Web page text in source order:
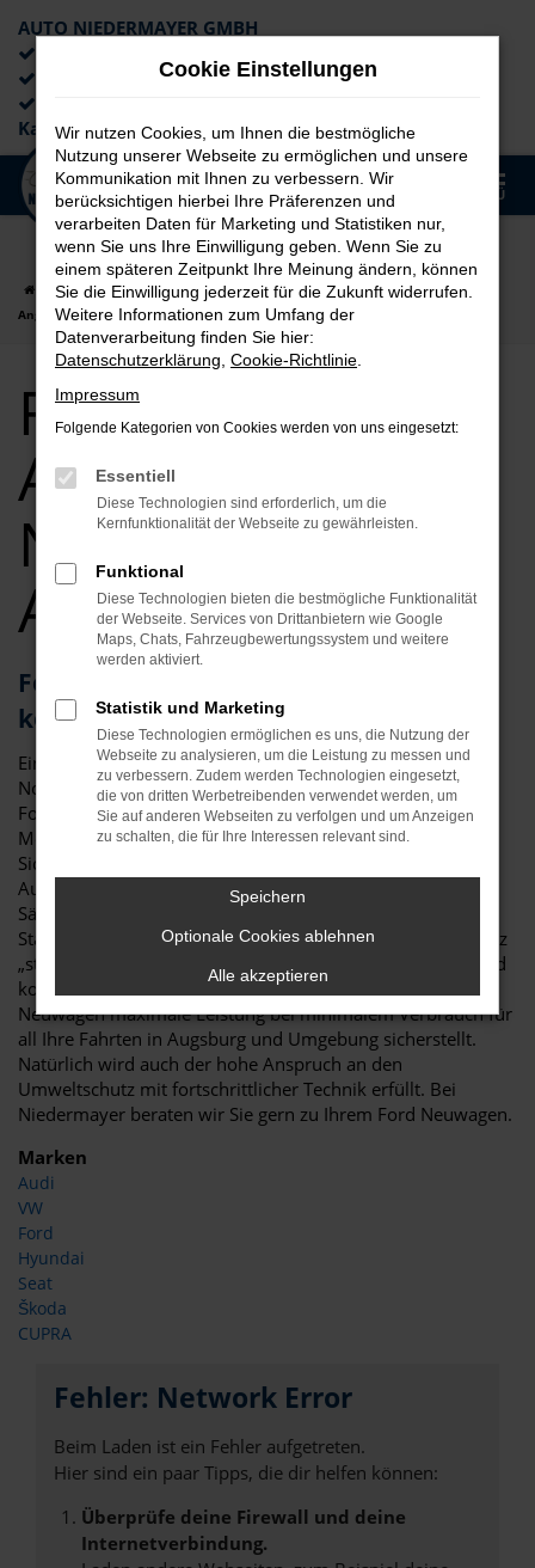
Zum
Hauptinhalt
springen
AUTO NIEDERMAYER GMBH
Lieferung an die Haustür
Kaufabwicklung
MENÜ
Startseite Augsburg Ford
Ford für Augsburg Neuwagen Top
Angebote
Ford für
Augsburg
Neuwagen Top
Angebote
Ford Neuwagen in Augsburg –
kompromisslos hochwertig
Ein Ford Neuwagen in Augsburg ist in puncto Qualität das
Non-Plus-Ultra. Wie kaum ein anderer Hersteller, achtet
Ford auf perfekte Verarbeitung und versieht seine neuen
Modelle mit innovativen Extras und jeder Menge
Sicherheitssysteme. Der Vorteil, den ein Ford Neuwagen in
Augsburg bietet, besteht vor allem in der Sicherheit.
Sämtliche Assistenzsysteme entsprechen dem neuesten
Stand der Technik und auch die Bedienung ist voll und ganz
„state of the art“. Darüber hinaus sind die Motoren bei Ford
kontinuierlich effizienter geworden, sodass ein Ford
Neuwagen maximale Leistung bei minimalem Verbrauch für
all Ihre Fahrten in Augsburg und Umgebung sicherstellt.
Natürlich wird auch der hohe Anspruch an den
Umweltschutz mit fortschrittlicher Technik erfüllt. Bei
Niedermayer beraten wir Sie gern zu Ihrem Ford Neuwagen.
Marken
Audi
VW
Ford
Hyundai
Seat
Škoda
CUPRA
Fehler: Network Error
Beim Laden ist ein Fehler aufgetreten.
Hier sind ein paar Tipps, die dir helfen können:
Überprüfe deine Firewall und deine
Internetverbindung.
Cookie Einstellungen
Wir nutzen Cookies, um Ihnen die bestmögliche
Nutzung unserer Webseite zu ermöglichen und unsere
Kommunikation mit Ihnen zu verbessern. Wir
berücksichtigen hierbei Ihre Präferenzen und
verarbeiten Daten für Marketing und Statistiken nur,
wenn Sie uns Ihre Einwilligung geben. Wenn Sie zu
einem späteren Zeitpunkt Ihre Meinung ändern, können
Sie die Einwilligung jederzeit für die Zukunft widerrufen.
Weitere Informationen zum Umfang der
Datenverarbeitung finden Sie hier:
Datenschutzerklärung Cookie-Richtlinie
Impressum
Folgende Kategorien von Cookies werden von uns eingesetzt:
Essentiell
Diese Technologien sind erforderlich, um die
Kernfunktionalität der Webseite zu gewährleisten.
Funktional
Diese Technologien bieten die bestmögliche Funktionalität
der Webseite. Services von Drittanbietern wie Google
Maps, Chats, Fahrzeugbewertungssystem und weitere
werden aktiviert.
Statistik und Marketing
Diese Technologien ermöglichen es uns, die Nutzung der
Webseite zu analysieren, um die Leistung zu messen und
zu verbessern. Zudem werden Technologien eingesetzt,
die von dritten Werbetreibenden verwendet werden, um
Sie auf anderen Webseiten zu verfolgen und um Anzeigen
zu schalten, die für Ihre Interessen relevant sind.
Speichern
Optionale Cookies ablehnen
Alle akzeptieren